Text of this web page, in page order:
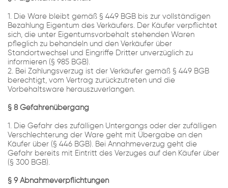
1. Die Ware bleibt gemäß § 449 BGB bis zur vollständigen
Bezahlung Eigentum des Verkäufers. Der Käufer verpflichtet
sich, die unter Eigentumsvorbehalt stehenden Waren
pfleglich zu behandeln und den Verkäufer über
Standortwechsel und Eingriffe Dritter unverzüglich zu
informieren (§ 985 BGB).
2. Bei Zahlungsverzug ist der Verkäufer gemäß § 449 BGB
berechtigt, vom Vertrag zurückzutreten und die
Vorbehaltsware herauszuverlangen.
§ 8 Gefahrenübergang
1. Die Gefahr des zufälligen Untergangs oder der zufälligen
Verschlechterung der Ware geht mit Übergabe an den
Käufer über (§ 446 BGB). Bei Annahmeverzug geht die
Gefahr bereits mit Eintritt des Verzuges auf den Käufer über
(§ 300 BGB).
§ 9 Abnahmeverpflichtungen